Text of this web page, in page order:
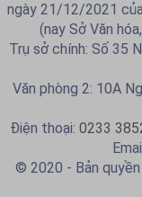
ngày 21/12/2021
(nay Sở Văn
Trụ sở chính: Số 35
Văn phòng 2: 10A
Điện thoại: 0233
© 2020 - Bản